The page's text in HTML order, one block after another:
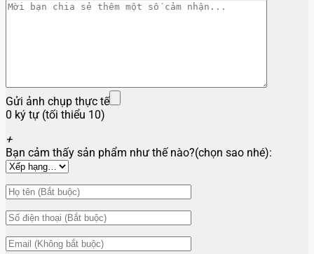
Gửi ảnh chụp thực tế
0 ký tự (tối thiểu 10)
+
Bạn cảm thấy sản phẩm như thế nào?(chọn sao nhé):